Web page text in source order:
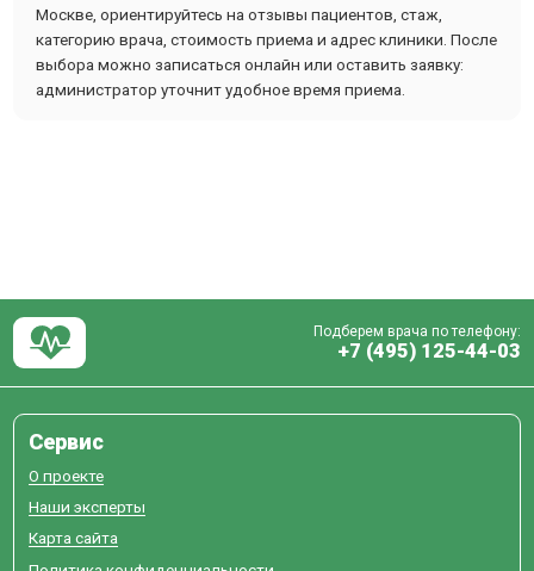
Москве, ориентируйтесь на отзывы пациентов, стаж,
категорию врача, стоимость приема и адрес клиники. После
выбора можно записаться онлайн или оставить заявку:
администратор уточнит удобное время приема.
Подберем врача по телефону:
+7 (495) 125-44-03
Сервис
О проекте
Наши эксперты
Карта сайта